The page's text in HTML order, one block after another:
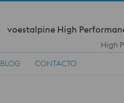
voestalpine High
High
BLOG CONTACTO